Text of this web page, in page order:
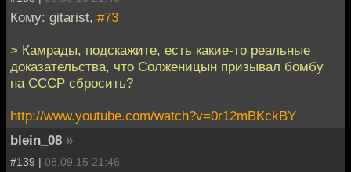
Кому: gitarist, #73
> Камрады, подскажите, есть какие-то реальные
доказательства, что Солженицын призывал бомбу
на СССР сбросить?
http://www.youtube.com/watch?v=0r12mBKckBY
blein_08 »
#139 | 08.09.15 21:46